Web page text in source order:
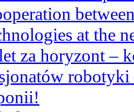
at the
za horyzont –